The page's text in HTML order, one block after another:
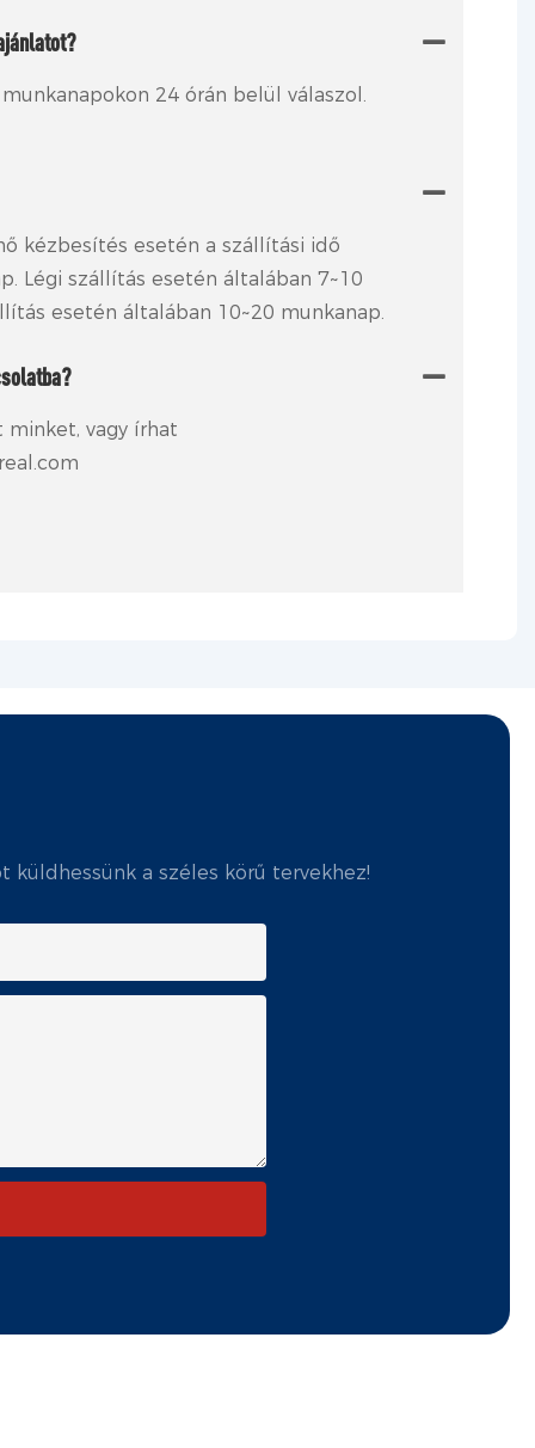
24 órán belül válaszol.
kézbesítés esetén a szállítási idő
Légi szállítás esetén általában 7~10
esetén általában 10~20 munkanap.
vagy írhat
küldhessünk a széles körű tervekhez!